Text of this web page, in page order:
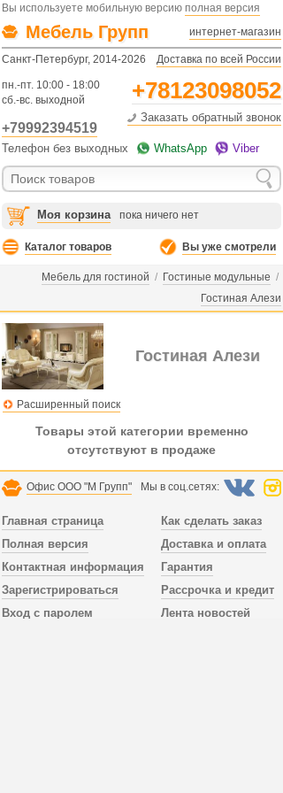
Вы используете мобильную версию полная версия
Мебель Групп интернет-магазин
Санкт-Петербург, 2014-2026 Доставка по всей России
пн.-пт. 10:00 - 18:00
сб.-вс. выходной
+78123098052
+79992394519
Заказать обратный звонок
Телефон без выходных WhatsApp Viber
Моя корзина пока ничего нет
Каталог товаров Вы уже смотрели
Мебель для гостиной / Гостиные модульные /
Гостиная Алези
Гостиная Алези
Расширенный поиск
Товары этой категории временно
отсутствуют в продаже
Офис ООО "М Групп" Мы в соц.сетях:
Главная страница
Полная версия
Контактная информация
Зарегистрироваться
Вход с паролем
Как сделать заказ
Доставка и оплата
Гарантия
Рассрочка и кредит
Лента новостей